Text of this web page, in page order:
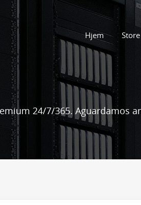
Hjem Store
24/7/365. Aguardamos